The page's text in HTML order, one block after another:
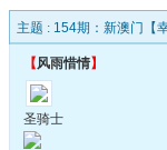
主题 : 154期：新澳门【
【风雨惜情】
圣骑士